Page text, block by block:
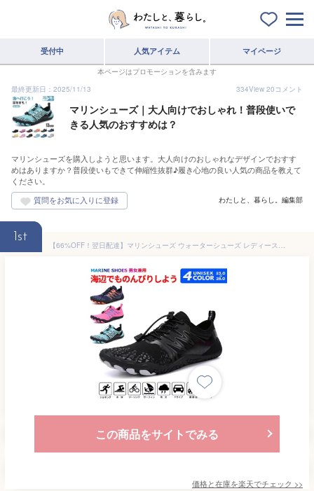
受付中 人気アイテム マイページ
本ページはプロモーションを含みます
最終更新日：2025/11/13
334View 20コメント
マリンシューズ｜大人向けでおしゃれ！普段使いで
きる人気のおすすめは？
マリンシューズを購入しようと思います。大人向けのおしゃれなデザインでおすす
めはありますか？普段使いもできて伸縮性抜群♪履き心地の良い人気の商品を教えて
ください。
わたしと、暮らし。編集部
1st
【66%OFF！翌日配達】マリンシューズ ウォーターシューズ レディース メンズ 大人 ビーチシューズ サーフシューズ マリンスポーツ ダイビング プール ジムシューズ トレーニングシューズ 水陸両用 スニーカー 柔らかい 軽量 通気 衝撃吸収 排水機能
この商品をサイトでみる
価格と在庫を楽天でチェック >>